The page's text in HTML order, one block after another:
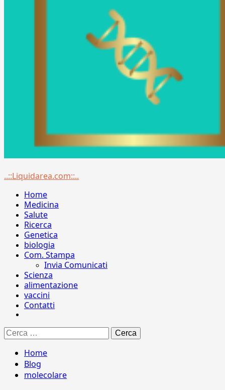
Menu
..::Liquidarea.com::..
Home
Medicina
Salute
Ricerca
Genetica
biologia
Com. Stampa
Invia Comunicati
Scienza
alimentazione
vaccini
Contatti
Ricerca
per:
Home
Blog
molecolare